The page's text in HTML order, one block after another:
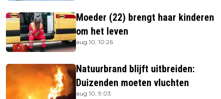
Moeder (22) brengt haar kinderen
om het leven
aug 10, 10:26
Natuurbrand blijft uitbreiden:
Duizenden moeten vluchten
aug 10, 9:03